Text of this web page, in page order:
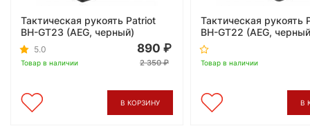
Тактическая рукоять Patriot
BH-GT23 (AEG, черный)
5.0
Товар в наличии
890
2 350
В КОРЗИНУ
Тактическая рукоять
BH-GT22 (AEG,
Товар в наличии
В